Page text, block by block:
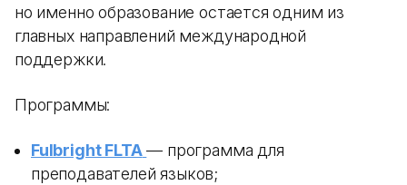
но именно образование остается одним из
главных направлений международной
поддержки.
Программы:
Fulbright FLTA — программа для
преподавателей языков;